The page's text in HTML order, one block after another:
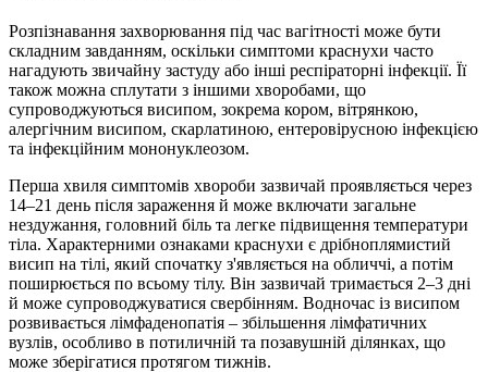
Розпізнавання захворювання під час вагітності може бути
складним завданням, оскільки симптоми краснухи часто
нагадують звичайну застуду або інші респіраторні інфекції. Її
також можна сплутати з іншими хворобами, що
супроводжуються висипом, зокрема кором, вітрянкою,
алергічним висипом, скарлатиною, ентеровірусною інфекцією
та інфекційним мононуклеозом.
Перша хвиля симптомів хвороби зазвичай проявляється через
14–21 день після зараження й може включати загальне
нездужання, головний біль та легке підвищення температури
тіла. Характерними ознаками краснухи є дрібноплямистий
висип на тілі, який спочатку з'являється на обличчі, а потім
поширюється по всьому тілу. Він зазвичай тримається 2–3 дні
й може супроводжуватися свербінням. Водночас із висипом
розвивається лімфаденопатія – збільшення лімфатичних
вузлів, особливо в потиличній та позавушній ділянках, що
може зберігатися протягом тижнів.